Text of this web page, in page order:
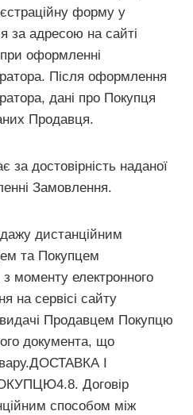
форму у
за адресою на сайті
при оформленні
Після оформлення
дані про Покупця
Продавця.
за достовірність наданої
Замовлення.
дистанційним
та Покупцем
моменту електронного
на сервісі сайту
видачі Продавцем Покупцю
документа, що
І
Договір
способом між